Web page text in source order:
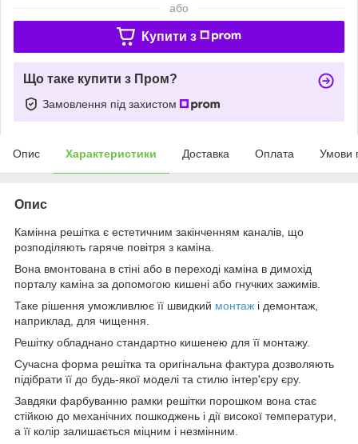
або
Купити з
Що таке купити з Пром?
Замовлення під захистом
Опис Характеристики Доставка Оплата Умови
Опис
Камінна решітка є естетичним закінченням каналів, що
розподіляють гаряче повітря з каміна.
Вона вмонтована в стіні або в переході каміна в димохід
порталу каміна за допомогою кишені або гнучких зажимів.
Таке рішення уможливлює її швидкий монтаж і демонтаж,
наприклад, для чищення.
Решітку обладнано стандартно кишенею для її монтажу.
Сучасна форма решітка та оригінальна фактура дозволяють
підібрати її до будь-якої моделі та стилю інтер'єру єру.
Завдяки фарбуванню рамки решітки порошком вона стає
стійкою до механічних пошкоджень і дії високої температури,
а її колір залишається міцним і незмінним.